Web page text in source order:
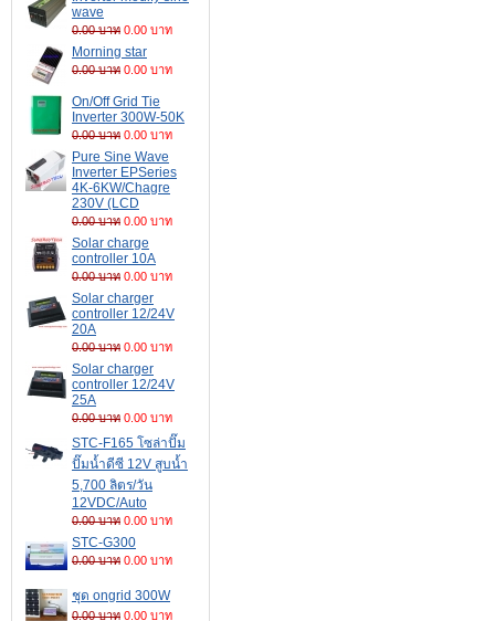
wave
0.00 บาท 0.00 บาท
Morning star
0.00 บาท 0.00 บาท
On/Off Grid Tie
Inverter 300W-50K
0.00 บาท 0.00 บาท
Pure Sine Wave
Inverter EPSeries
4K-6KW/Chagre
230V (LCD
0.00 บาท 0.00 บาท
Solar charge
controller 10A
0.00 บาท 0.00 บาท
Solar charger
controller 12/24V
20A
0.00 บาท 0.00 บาท
Solar charger
controller 12/24V
25A
0.00 บาท 0.00 บาท
STC-F165 โซล่าปั๊ม
ปั๊มน้ำดีซี 12V สูบน้ำ
5,700 ลิตร/วัน
12VDC/Auto
0.00 บาท 0.00 บาท
STC-G300
0.00 บาท 0.00 บาท
ชุด ongrid 300W
0.00 บาท 0.00 บาท